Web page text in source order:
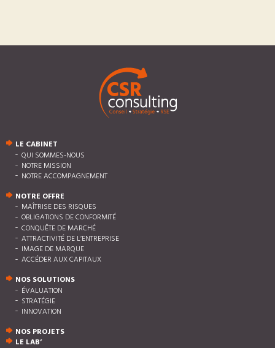
LE CABINET
QUI SOMMES-NOUS
NOTRE MISSION
NOTRE ACCOMPAGNEMENT
NOTRE OFFRE
MAÎTRISE DES RISQUES
OBLIGATIONS DE CONFORMITÉ
CONQUÊTE DE MARCHÉ
ATTRACTIVITÉ DE L’ENTREPRISE
IMAGE DE MARQUE
ACCÉDER AUX CAPITAUX
NOS SOLUTIONS
ÉVALUATION
STRATÉGIE
INNOVATION
NOS PROJETS
LE LAB’